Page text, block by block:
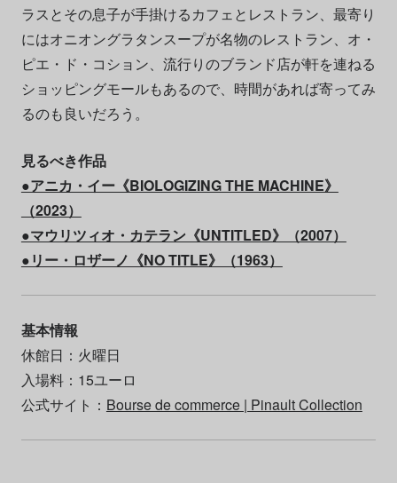
ラスとその息子が手掛けるカフェとレストラン、最寄り
にはオニオングラタンスープが名物のレストラン、オ・
ピエ・ド・コション、流行りのブランド店が軒を連ねる
ショッピングモールもあるので、時間があれば寄ってみ
るのも良いだろう。
見るべき作品
●アニカ・イー《BIOLOGIZING THE MACHINE》
（2023）
●マウリツィオ・カテラン《UNTITLED》（2007）
●リー・ロザーノ《NO TITLE》（1963）
基本情報
休館日：火曜日
入場料：15ユーロ
公式サイト： Bourse de commerce | Pinault Collection